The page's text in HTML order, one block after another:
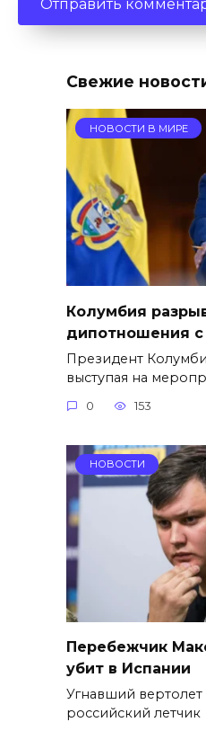
Свежие
НОВОСТИ В МИРЕ
Колумбия
дипотношения
Президент
выступая на
0 153
НОВОСТИ
Перебежчик
убит в Испании
Угнавший
российский летчик